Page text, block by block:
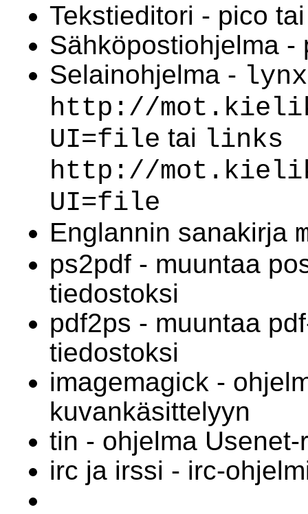
Tekstieditori - pico
Sähköpostiohjelma -
Selainohjelma - lynx
http://
UI=file tai links
http://
UI=file
Englannin sanakirja
ps2pdf - muuntaa
tiedostoksi
pdf2ps - muuntaa
tiedostoksi
imagemagick -
kuvankäsittelyyn
tin - ohjelma
irc ja irssi - irc-